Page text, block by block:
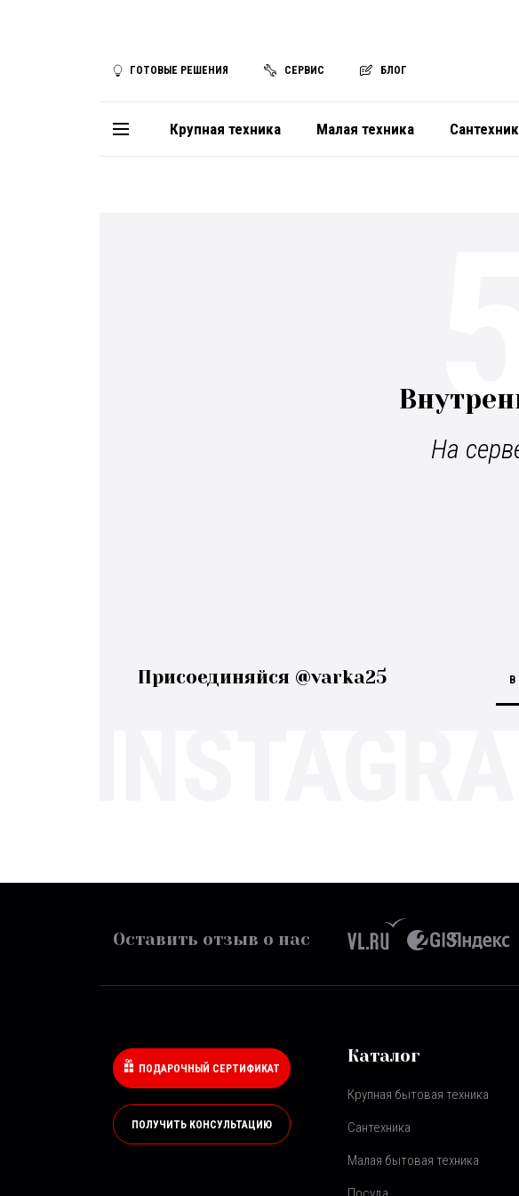
ГОТОВЫЕ РЕШЕНИЯ СЕРВИС БЛОГ
Крупная техника Малая техника
На
Присоединяйся @varka25 В
Оставить отзыв о нас
ПОДАРОЧНЫЙ СЕРТИФИКАТ
ПОЛУЧИТЬ КОНСУЛЬТАЦИЮ
Каталог
Крупная бытовая техника
Сантехника
Малая бытовая техника